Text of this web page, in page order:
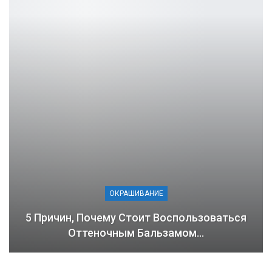
ОКРАШИВАНИЕ
5 Причин, Почему Стоит Воспользоваться
Оттеночным Бальзамом…